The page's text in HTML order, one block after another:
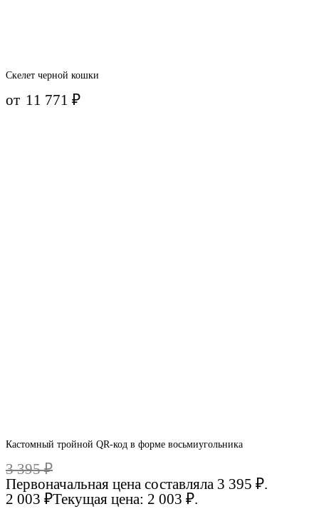
Скелет черной кошки
от 11 771₽
Кастомный тройной QR-код в форме восьмиугольника
3 395₽
Первоначальная цена составляла 3 395 ₽.
2 003 ₽Текущая цена: 2 003 ₽.